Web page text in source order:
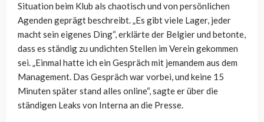
Situation beim Klub als chaotisch und von persönlichen
Agenden geprägt beschreibt. „Es gibt viele Lager, jeder
macht sein eigenes Ding“, erklärte der Belgier und betonte,
dass es ständig zu undichten Stellen im Verein gekommen
sei. „Einmal hatte ich ein Gespräch mit jemandem aus dem
Management. Das Gespräch war vorbei, und keine 15
Minuten später stand alles online“, sagte er über die
ständigen Leaks von Interna an die Presse.